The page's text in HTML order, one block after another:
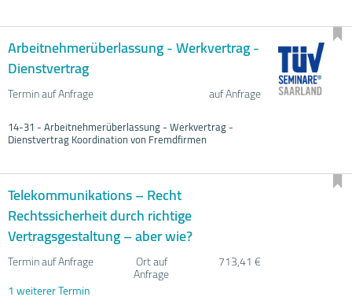
Arbeitnehmerüberlassung - Werkvertrag -
Dienstvertrag
Termin auf Anfrage auf Anfrage
14-31 - Arbeitnehmerüberlassung - Werkvertrag -
Dienstvertrag Koordination von Fremdfirmen
Telekommunikations – Recht
Rechtssicherheit durch richtige
Vertragsgestaltung – aber wie?
Termin auf Anfrage Ort auf
Anfrage
713,41 €
1 weiterer Termin